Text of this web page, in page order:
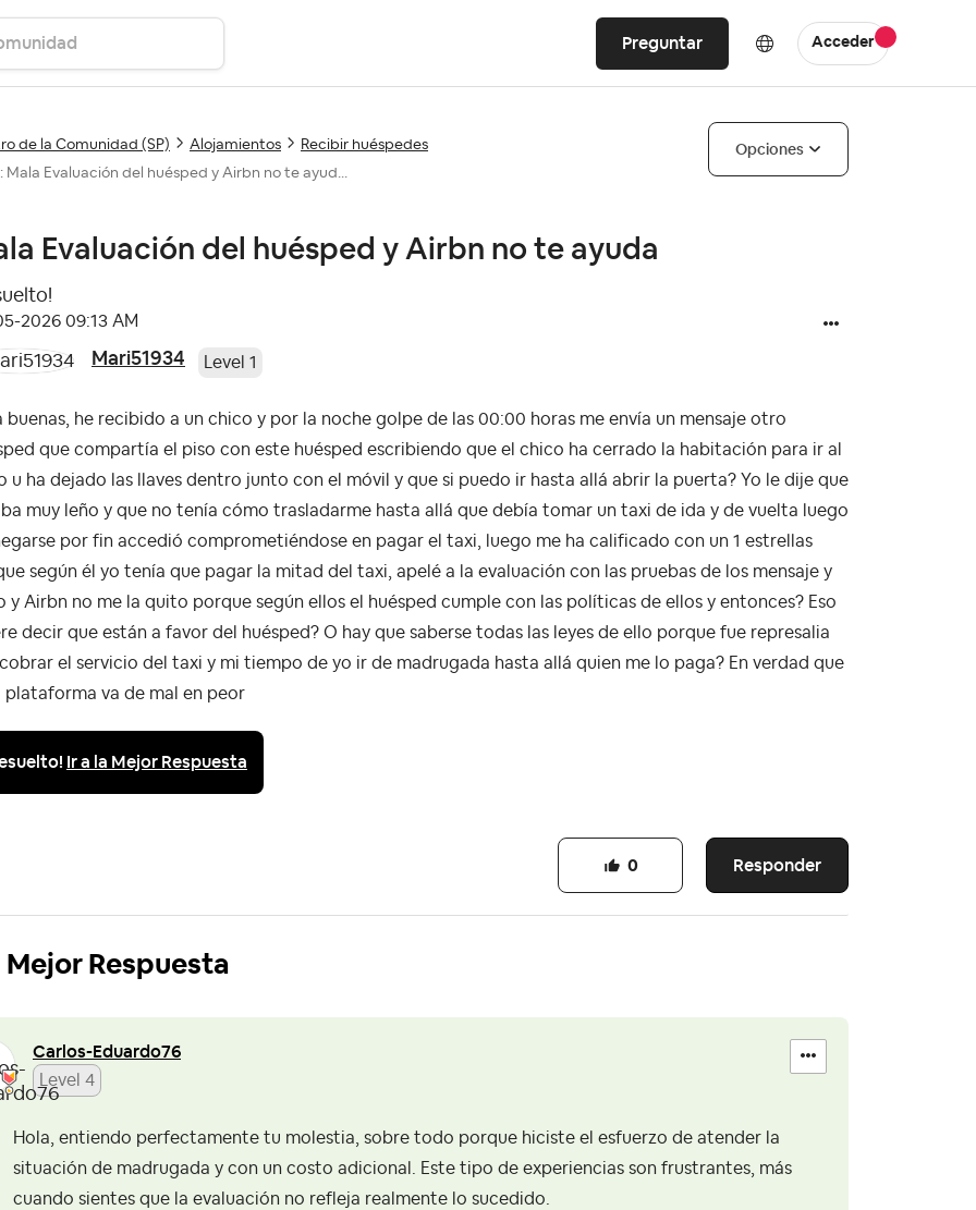
Preguntar Acceder
de la Comunidad (SP) Alojamientos
Recibir huéspedes
Mala Evaluación del huésped y Airbn no te ayud...
Opciones
Evaluación del huésped y Airbn no te ayuda
2026 09:13 AM
Mari51934 Level 1
buenas, he recibido a un chico y por la noche golpe de las 00:00 horas me envía un mensaje otro
que compartía el piso con este huésped escribiendo que el chico ha cerrado la habitación para ir al
u ha dejado las llaves dentro junto con el móvil y que si puedo ir hasta allá abrir la puerta? Yo le dije que
muy leño y que no tenía cómo trasladarme hasta allá que debía tomar un taxi de ida y de vuelta luego
por fin accedió comprometiéndose en pagar el taxi, luego me ha calificado con un 1 estrellas
según él yo tenía que pagar la mitad del taxi, apelé a la evaluación con las pruebas de los mensaje y
y Airbn no me la quito porque según ellos el huésped cumple con las políticas de ellos y entonces? Eso
decir que están a favor del huésped? O hay que saberse todas las leyes de ello porque fue represalia
el servicio del taxi y mi tiempo de yo ir de madrugada hasta allá quien me lo paga? En verdad que
plataforma va de mal en peor
Ir a la Mejor Respuesta
Responder
0
Mejor Respuesta
Carlos-Eduardo76
Level 4
Hola, entiendo perfectamente tu molestia, sobre todo porque hiciste el esfuerzo de atender la
situación de madrugada y con un costo adicional. Este tipo de experiencias son frustrantes, más
cuando sientes que la evaluación no refleja realmente lo sucedido.